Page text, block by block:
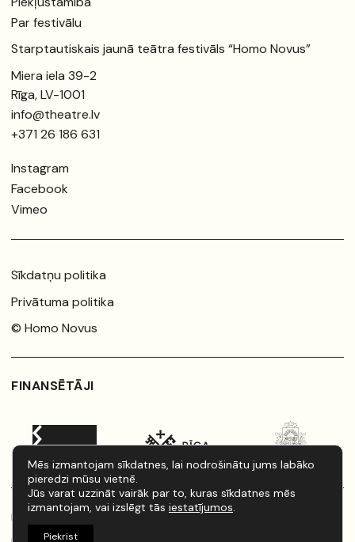
Par festivālu
Starptautiskais jaunā teātra festivāls “Homo Novus”
Miera iela 39-2
Rīga, LV-1001
info@theatre.lv
+371 26 186 631
Instagram
Facebook
Vimeo
Sīkdatņu politika
Privātuma politika
© Homo Novus
FINANSĒTĀJI
Rīkotājs:
Latvijas Jaunā teātra institūts
Mēs izmantojam sīkdatnes, lai nodrošinātu jums labāko
pieredzi mūsu vietnē.
Jūs varat uzzināt vairāk par to, kuras sīkdatnes mēs
izmantojam, vai izslēgt tās iestatījumos.
Piekrist